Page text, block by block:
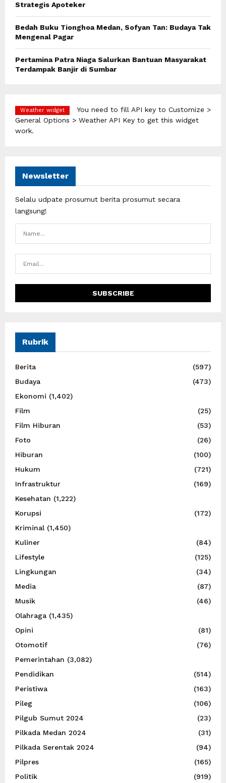
Strategis Apoteker
Bedah Buku Tionghoa Medan, Sofyan Tan: Budaya Tak
Mengenal Pagar
Pertamina Patra Niaga Salurkan Bantuan Masyarakat
Terdampak Banjir di Sumbar
Weather widget
You need to fill API key to Customize >
General Options > Weather API Key to get this widget
work.
Newsletter
Selalu udpate prosumut berita prosumut secara
langsung!
Rubrik
Berita
(597)
Budaya
(473)
Ekonomi (1,402)
Film
(25)
Film Hiburan
(53)
Foto
(26)
Hiburan
(100)
Hukum
(721)
Infrastruktur
(169)
Kesehatan (1,222)
Korupsi
(172)
Kriminal (1,450)
Kuliner
(84)
Lifestyle
(125)
Lingkungan
(34)
Media
(87)
Musik
(46)
Olahraga (1,435)
Opini
(81)
Otomotif
(76)
Pemerintahan (3,082)
Pendidikan
(514)
Peristiwa
(163)
Pileg
(106)
Pilgub Sumut 2024
(23)
Pilkada Medan 2024
(31)
Pilkada Serentak 2024
(94)
Pilpres
(165)
Politik
(919)